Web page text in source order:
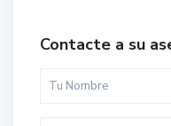
Contacte a su